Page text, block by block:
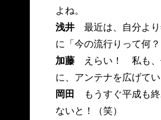
よね。
浅井 最近は、自分よ
に「今の流行りって何
加藤
えらい！ 私も、
に、アンテナを広げてい
岡田
もうすぐ平成も
ないと！（笑）